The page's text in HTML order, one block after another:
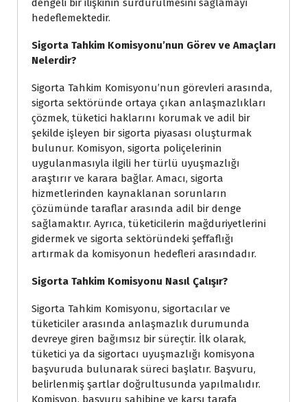
dengeli bir ilişkinin sürdürülmesini sağlamayı
hedeflemektedir.
Sigorta Tahkim Komisyonu’nun Görev ve Amaçları
Nelerdir?
Sigorta Tahkim Komisyonu’nun görevleri arasında,
sigorta sektöründe ortaya çıkan anlaşmazlıkları
çözmek, tüketici haklarını korumak ve adil bir
şekilde işleyen bir sigorta piyasası oluşturmak
bulunur. Komisyon, sigorta poliçelerinin
uygulanmasıyla ilgili her türlü uyuşmazlığı
araştırır ve karara bağlar. Amacı, sigorta
hizmetlerinden kaynaklanan sorunların
çözümünde taraflar arasında adil bir denge
sağlamaktır. Ayrıca, tüketicilerin mağduriyetlerini
gidermek ve sigorta sektöründeki şeffaflığı
artırmak da komisyonun hedefleri arasındadır.
Sigorta Tahkim Komisyonu Nasıl Çalışır?
Sigorta Tahkim Komisyonu, sigortacılar ve
tüketiciler arasında anlaşmazlık durumunda
devreye giren bağımsız bir süreçtir. İlk olarak,
tüketici ya da sigortacı uyuşmazlığı komisyona
başvuruda bulunarak süreci başlatır. Başvuru,
belirlenmiş şartlar doğrultusunda yapılmalıdır.
Komisyon, başvuru sahibine ve karşı tarafa